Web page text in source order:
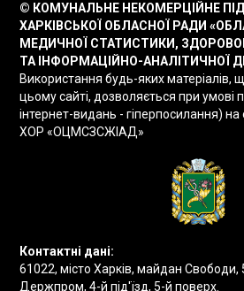
© КОМУНАЛЬНЕ НЕКОМЕРЦІЙНЕ
ХАРКІВСЬКОЇ ОБЛАСНОЇ РАДИ
МЕДИЧНОЇ СТАТИСТИКИ,
ТА ІНФОРМАЦІЙНО-АНАЛІТИЧНОЇ
Використання будь-яких матеріалів,
цьому сайті, дозволяється при умові
інтернет-видань - гіперпосилання)
ХОР «ОЦМСЗСЖІАД»
Контактні дані:
61022, місто Харків, майдан Свободи,
Держпром, 4-й під'їзд, 5-й поверх.